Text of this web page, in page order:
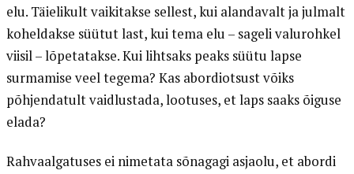
elu. Täielikult vaikitakse sellest, kui alandavalt ja julmalt
koheldakse süütut last, kui tema elu – sageli valurohkel
viisil – lõpetatakse. Kui lihtsaks peaks süütu lapse
surmamise veel tegema? Kas abordiotsust võiks
põhjendatult vaidlustada, lootuses, et laps saaks õiguse
elada?
Rahvaalgatuses ei nimetata sõnagagi asjaolu, et abordi